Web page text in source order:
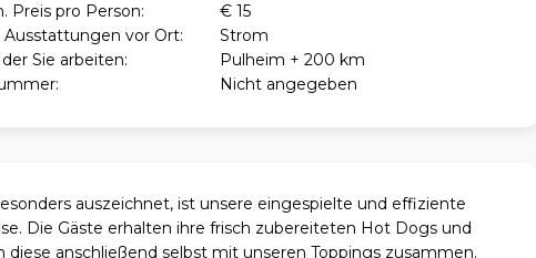
Preis pro Person:
€ 15
vor Ort:
Strom
Sie arbeiten:
Pulheim + 200 km
Nicht angegeben
auszeichnet, ist unsere eingespielte und effiziente
Die Gäste erhalten ihre frisch zubereiteten Hot Dogs und
diese anschließend selbst mit unseren Toppings zusammen.